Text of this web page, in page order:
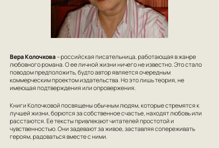
Вера Колочкова– российская писательница, работающая в жанре
любовного романа. О ее личной жизни ничего не известно. Это стало
поводом предположить, будто автор является очередным
коммерческим проектом издательства. Но это лишь теория, не
имеющая подтверждения или опровержения.
Книги Колочковой посвящены обычным людям, которые стремятся к
лучшей жизни, борются за собственное счастье, находят любовь или
расстаются. Ее тексты привлекают читателей простотой и
чувственностью. Они задевают за живое, заставляя сопереживать
героям, радоваться вместе с ними.